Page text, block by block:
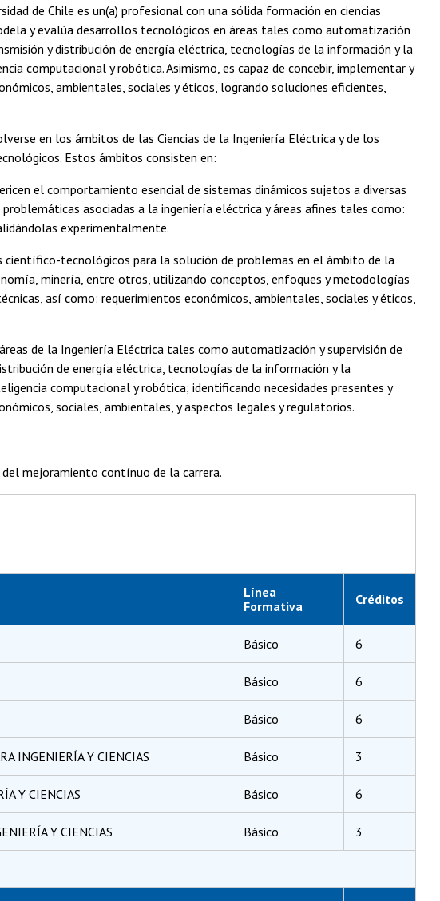
de Chile es un(a) profesional con una sólida formación en ciencias
y evalúa desarrollos tecnológicos en áreas tales como automatización
y distribución de energía eléctrica, tecnologías de la información y la
computacional y robótica. Asimismo, es capaz de concebir, implementar y
ambientales, sociales y éticos, logrando soluciones eficientes,
en los ámbitos de las Ciencias de la Ingeniería Eléctrica y de los
Estos ámbitos consisten en:
el comportamiento esencial de sistemas dinámicos sujetos a diversas
asociadas a la ingeniería eléctrica y áreas afines tales como:
experimentalmente.
científico-tecnológicos para la solución de problemas en el ámbito de la
minería, entre otros, utilizando conceptos, enfoques y metodologías
así como: requerimientos económicos, ambientales, sociales y éticos,
de la Ingeniería Eléctrica tales como automatización y supervisión de
de energía eléctrica, tecnologías de la información y la
computacional y robótica; identificando necesidades presentes y
sociales, ambientales, y aspectos legales y regulatorios.
mejoramiento contínuo de la carrera.
Línea
Formativa
Créditos
Básico 6
Básico 6
Básico 6
INGENIERÍA Y CIENCIAS Básico 3
Y CIENCIAS Básico 6
Y CIENCIAS Básico 3